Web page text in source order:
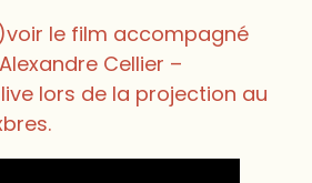
le film accompagné
Cellier –
lors de la projection au